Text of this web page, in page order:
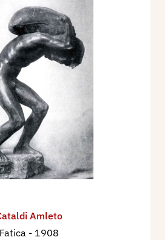
contessa Mocenigo Rocca
Biennale Romana, Mostra
Arti, che si tiene nel
Arti di Roma, dal 4 novembre
con le sculture Angelo,
Sen. Malagodi.
del Ritratto Femminile
si tiene dal maggio
Villa Reale di Monza, con
XIV Esposizione
Amleto
Fatica - 1908